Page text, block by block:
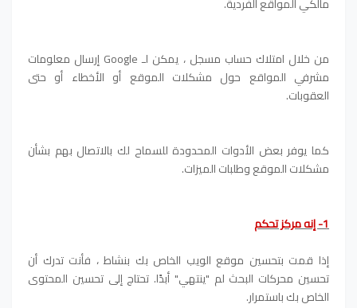
من خلال امتلاك حساب مسجل ، يمكن لـ Google إرسال معلومات
مشرفي المواقع حول مشكلات الموقع أو الأخطاء أو حتى
العقوبات.
كما يوفر بعض الأدوات المحدودة للسماح لك بالاتصال بهم بشأن
مشكلات الموقع وطلبات الميزات.
1- إنه مركز تحكم
إذا قمت بتحسين موقع الويب الخاص بك بنشاط ، فأنت تدرك أن
تحسين محركات البحث لم "ينتهي" أبدًا. تحتاج إلى تحسين المحتوى
الخاص بك باستمرار.